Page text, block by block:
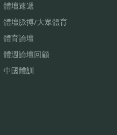
體壇速遞
體壇脈搏/大眾體育
體育論壇
體週論壇回顧
中國體訓